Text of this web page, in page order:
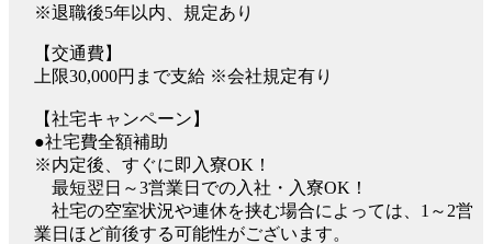
※退職後5年以内、規定あり
【交通費】
上限30,000円まで支給 ※会社規定有り
【社宅キャンペーン】
●社宅費全額補助
※内定後、すぐに即入寮OK！
最短翌日～3営業日での入社・入寮OK！
社宅の空室状況や連休を挟む場合によっては、1～2営
業日ほど前後する可能性がございます。